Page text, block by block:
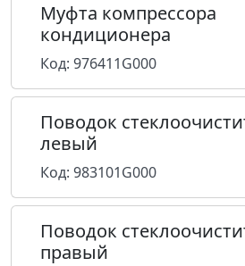
Муфта компрессора
кондиционера
Код: 976411G000
Поводок
левый
Код: 983101G000
Поводок
правый